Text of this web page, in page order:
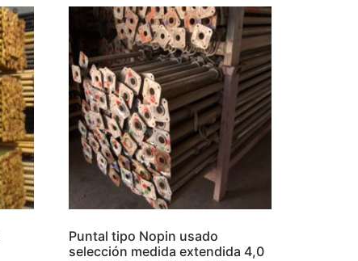
Puntal tipo Nopin usado
selección medida extendida 4,0